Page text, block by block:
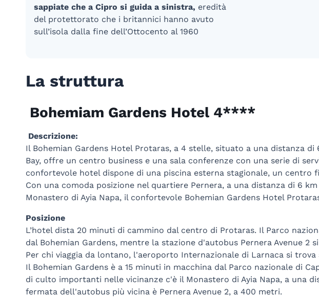
sappiate che a Cipro si guida a sinistra, eredità
del protettorato che i britannici hanno avuto
sull’isola dalla fine dell’Ottocento al 1960
La struttura
Bohemiam Gardens Hotel 4****
Descrizione:
Il Bohemian Gardens Hotel Protaras, a 4 stelle, situato a una distanza di
Bay, offre un centro business e una sala conferenze con una serie di
confortevole hotel dispone di una piscina esterna stagionale, un centro
Con una comoda posizione nel quartiere Pernera, a una distanza di 6
Monastero di Ayia Napa, il confortevole Bohemian Gardens Hotel
Posizione
L’hotel dista 20 minuti di cammino dal centro di Protaras. Il Parco
dal Bohemian Gardens, mentre la stazione d'autobus Pernera Avenue 2
Per chi viaggia da lontano, l'aeroporto Internazionale di Larnaca si
Il Bohemian Gardens è a 15 minuti in macchina dal Parco nazionale di
di culto importanti nelle vicinanze c'è il Monastero di Ayia Napa, a una
fermata dell'autobus più vicina è Pernera Avenue 2, a 400 metri.